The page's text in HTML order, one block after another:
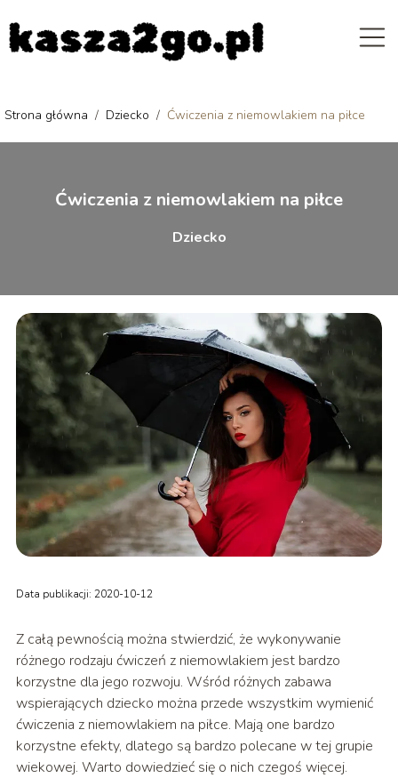
Strona główna / Dziecko / Ćwiczenia z niemowlakiem na piłce
Ćwiczenia z niemowlakiem na piłce
Dziecko
Data publikacji: 2020-10-12
Z całą pewnością można stwierdzić, że wykonywanie
różnego rodzaju ćwiczeń z niemowlakiem jest bardzo
korzystne dla jego rozwoju. Wśród różnych zabawa
wspierających dziecko można przede wszystkim wymienić
ćwiczenia z niemowlakiem na piłce. Mają one bardzo
korzystne efekty, dlatego są bardzo polecane w tej grupie
wiekowej. Warto dowiedzieć się o nich czegoś więcej.